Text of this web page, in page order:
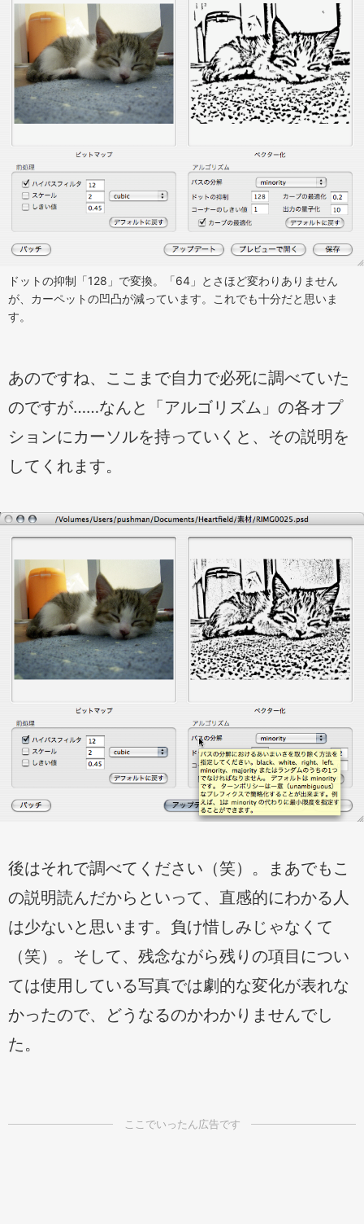
ドットの抑制「128」で変換。「64」とさほど変わりありません
が、カーペットの凹凸が減っています。これでも十分だと思いま
す。
あのですね、ここまで自力で必死に調べていた
のですが……なんと「アルゴリズム」の各オプ
ションにカーソルを持っていくと、その説明を
してくれます。
後はそれで調べてください（笑）。まあでもこ
の説明読んだからといって、直感的にわかる人
は少ないと思います。負け惜しみじゃなくて
（笑）。そして、残念ながら残りの項目につい
ては使用している写真では劇的な変化が表れな
かったので、どうなるのかわかりませんでし
た。